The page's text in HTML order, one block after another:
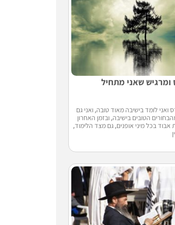
ומרגיש שאני מתחיל
ואני לומד בישיבה מאוד טובה, ואני גם
הטובים בישיבה, ובזמן האחרון
אבוד בכל מיני אופנים, גם מצד הלימוד,